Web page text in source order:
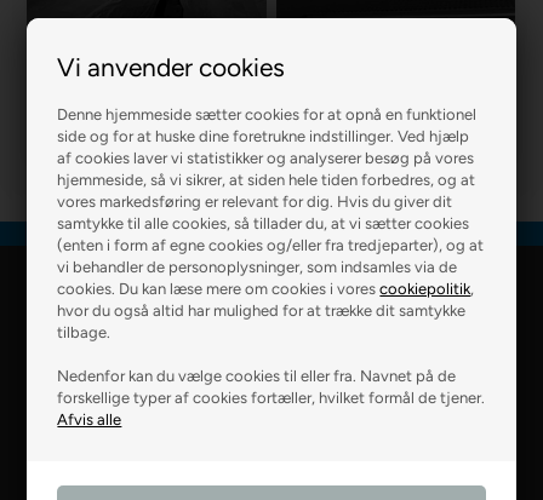
Vi anvender cookies
Denne hjemmeside sætter cookies for at opnå en funktionel
side og for at huske dine foretrukne indstillinger. Ved hjælp
af cookies laver vi statistikker og analyserer besøg på vores
hjemmeside, så vi sikrer, at siden hele tiden forbedres, og at
vores markedsføring er relevant for dig. Hvis du giver dit
samtykke til alle cookies, så tillader du, at vi sætter cookies
(enten i form af egne cookies og/eller fra tredjeparter), og at
vi behandler de personoplysninger, som indsamles via de
cookies. Du kan læse mere om cookies i vorescookiepolitik,
hvor du også altid har mulighed for at trække dit samtykke
tilbage.
Nedenfor kan du vælge cookies til eller fra. Navnet på de
forskellige typer af cookies fortæller, hvilket formål de tjener.
R2 MURER
R2 Farver Webshop
8800 Viborg
28 99 50 14
webshop@r2.dk